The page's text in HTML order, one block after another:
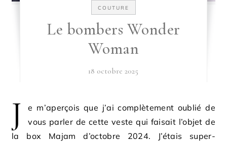
COUTURE
Le bombers Wonder
Woman
18 octobre 2025
J
e m’aperçois que j’ai complètement oublié de
vous parler de cette veste qui faisait l’objet de
la box Majam d’octobre 2024. J’étais super-